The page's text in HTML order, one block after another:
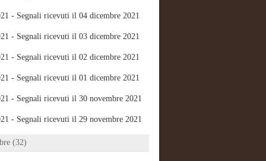
- Segnali ricevuti il 04 dicembre 2021
- Segnali ricevuti il 03 dicembre 2021
- Segnali ricevuti il 02 dicembre 2021
- Segnali ricevuti il 01 dicembre 2021
- Segnali ricevuti il 30 novembre 2021
- Segnali ricevuti il 29 novembre 2021
(32)